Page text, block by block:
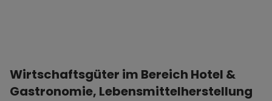
Wirtschaftsgüter im Bereich Hotel &
Gastronomie, Lebensmittelherstellung